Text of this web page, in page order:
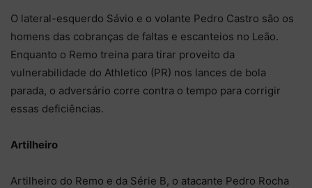
O lateral-esquerdo Sávio e o volante Pedro Castro são os
homens das cobranças de faltas e escanteios no Leão.
Enquanto o Remo treina para tirar proveito da
vulnerabilidade do Athletico (PR) nos lances de bola
parada, o adversário corre contra o tempo para corrigir
essas deficiências.
Artilheiro
Artilheiro do Remo e da Série B, o atacante Pedro Rocha